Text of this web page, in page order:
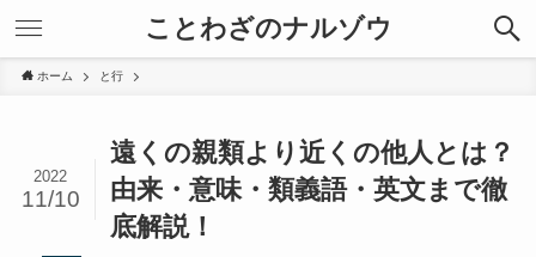
ことわざのナルゾウ
ホーム と行
遠くの親類より近くの他人とは？
由来・意味・類義語・英文まで徹
底解説！
2022
11/10